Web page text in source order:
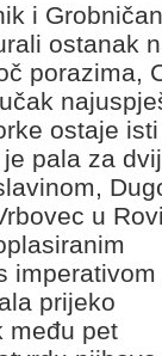
i
ostanak
porazima,
ostaje
pala za
u
imperativom
prijeko
među pet